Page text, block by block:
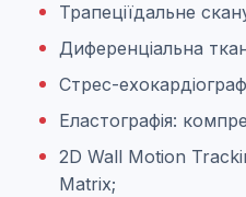
Трапеціїдальне
Диференціальна
Стрес-
Еластографія:
2D Wall Motion
Matrix;